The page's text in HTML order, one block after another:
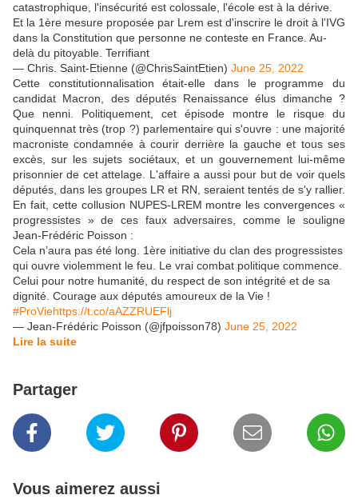
catastrophique, l'insécurité est colossale, l'école est à la dérive.
Et la 1ère mesure proposée par Lrem est d'inscrire le droit à l'IVG
dans la Constitution que personne ne conteste en France. Au-
delà du pitoyable. Terrifiant
— Chris. Saint-Etienne (@ChrisSaintEtien) June 25, 2022
Cette constitutionnalisation était-elle dans le programme du
candidat Macron, des députés Renaissance élus dimanche ?
Que nenni. Politiquement, cet épisode montre le risque du
quinquennat très (trop ?) parlementaire qui s'ouvre : une majorité
macroniste condamnée à courir derrière la gauche et tous ses
excès, sur les sujets sociétaux, et un gouvernement lui-même
prisonnier de cet attelage. L'affaire a aussi pour but de voir quels
députés, dans les groupes LR et RN, seraient tentés de s'y rallier.
En fait, cette collusion NUPES-LREM montre les convergences «
progressistes » de ces faux adversaires, comme le souligne
Jean-Frédéric Poisson :
Cela n’aura pas été long. 1ère initiative du clan des progressistes
qui ouvre violemment le feu. Le vrai combat politique commence.
Celui pour notre humanité, du respect de son intégrité et de sa
dignité. Courage aux députés amoureux de la Vie !
#ProViehttps://t.co/aAZZRUEFlj
— Jean-Frédéric Poisson (@jfpoisson78) June 25, 2022
Lire la suite
Partager
Vous aimerez aussi